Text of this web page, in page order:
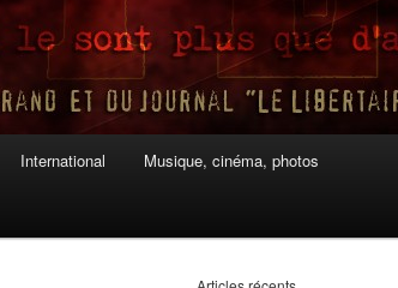
International Musique, cinéma, photos